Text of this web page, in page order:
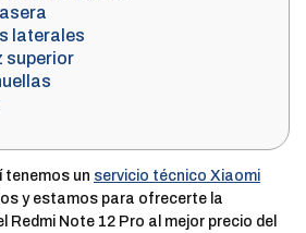
laterales
superior
tenemos un servicio técnico Xiaomi
y estamos para ofrecerte la
Redmi Note 12 Pro al mejor precio del